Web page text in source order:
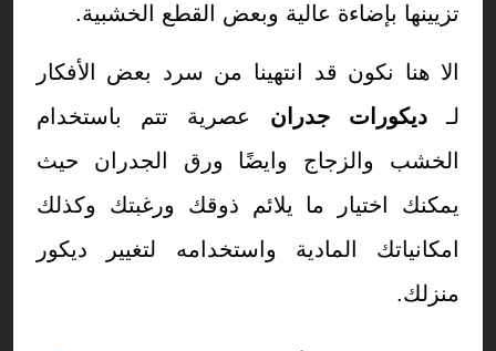
تزيينها بإضاءة عالية وبعض القطع الخشبية.
الا هنا نكون قد انتهينا من سرد بعض الأفكار
لـديكورات جدران عصرية تتم باستخدام
الخشب والزجاج وايضًا ورق الجدران حيث
يمكنك اختيار ما يلائم ذوقك ورغبتك وكذلك
امكانياتك المادية واستخدامه لتغيير ديكور
منزلك.